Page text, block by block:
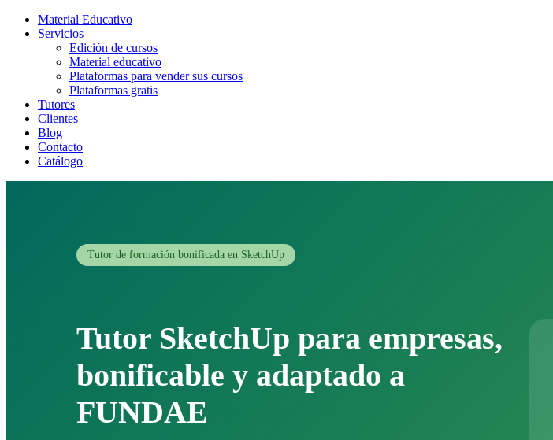
Material Educativo
Servicios
Edición de cursos
Material educativo
Plataformas para vender sus cursos
Plataformas gratis
Tutores
Clientes
Blog
Contacto
Catálogo
Tutor de formación bonificada en SketchUp
Tutor SketchUp para empresas,
bonificable y adaptado a
FUNDAE